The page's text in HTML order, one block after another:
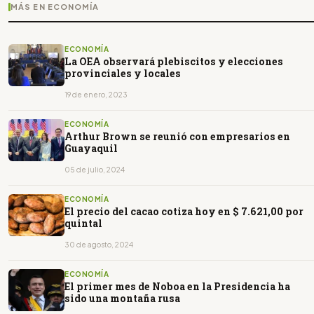
MÁS EN ECONOMÍA
ECONOMÍA
La OEA observará plebiscitos y elecciones
provinciales y locales
19 de enero, 2023
ECONOMÍA
Arthur Brown se reunió con empresarios en
Guayaquil
05 de julio, 2024
ECONOMÍA
El precio del cacao cotiza hoy en $ 7.621,00 por
quintal
30 de agosto, 2024
ECONOMÍA
El primer mes de Noboa en la Presidencia ha
sido una montaña rusa